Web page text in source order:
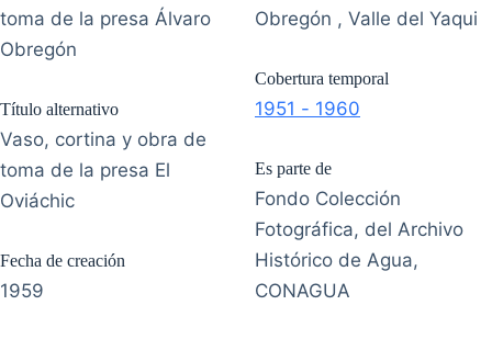
toma de la presa Álvaro
Obregón
Título alternativo
Vaso, cortina y obra de
toma de la presa El
Oviáchic
Fecha de creación
1959
Obregón , Valle del Yaqui
Cobertura temporal
1951 - 1960
Es parte de
Fondo Colección
Fotográfica, del Archivo
Histórico de Agua,
CONAGUA